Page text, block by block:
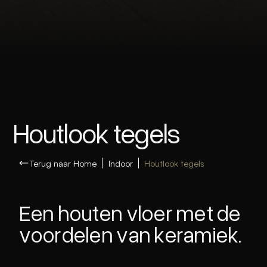
Houtlook tegels
Terug naar Home Indoor Houtlook tegels
Een houten vloer met de
voordelen van keramiek.